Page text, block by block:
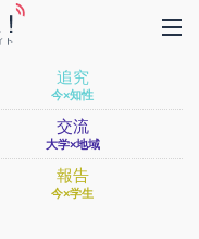
追究
今×知性
交流
大学×地域
報告
今×学生